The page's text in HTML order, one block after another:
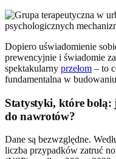
Dopiero uświadomienie
prewencyjnie i świadomie
spektakularny przełom – to
fundamentalna w
Statystyki, które bolą:
do nawrotów?
Dane są bezwzględne.
liczba przypadków zatruć